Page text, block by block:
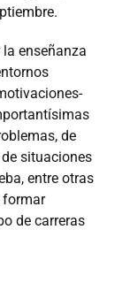
enseñanza
de
situaciones
entre otras
formar
de carreras